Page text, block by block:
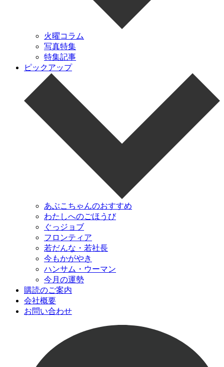
火曜コラム
写真特集
特集記事
ピックアップ
あぶこちゃんのおすすめ
わたしへのごほうび
ぐっジョブ
フロンティア
若だんな・若社長
今もかがやき
ハンサム・ウーマン
今月の運勢
購読のご案内
会社概要
お問い合わせ